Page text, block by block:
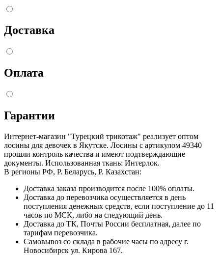
Доставка
Оплата
Гарантии
Интернет-магазин "Турецкий трикотаж" реализует оптом
лосины для девочек в Якутске. Лосины с артикулом 49340
прошли контроль качества и имеют подтверждающие
документы. Использованная ткань: Интерлок.
В регионы РФ, Р. Беларусь, Р. Казахстан:
Доставка заказа производится после 100% оплаты.
Доставка до перевозчика осуществляется в день
поступления денежных средств, если поступление до 11
часов по МСК, либо на следующий день.
Доставка до ТК, Почты России бесплатная, далее по
тарифам перевозчика.
Самовывоз со склада в рабочие часы по адресу г.
Новосибирск ул. Кирова 167.